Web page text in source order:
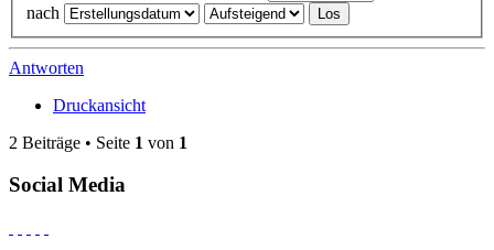
nach
Antworten
Druckansicht
2 Beiträge • Seite 1 von 1
Social Media